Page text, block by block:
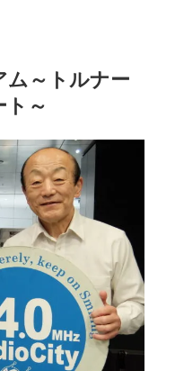
～トルナー
～